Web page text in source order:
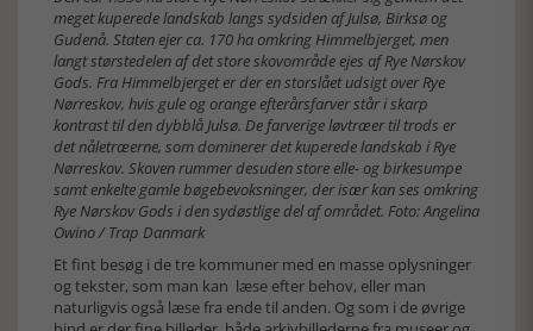
meget kuperede landskab langs sydsiden af Julsø, Birksø og
Gudenå. Staten ejer ca. 170 ha omkring Himmelbjerget, men
langt størstedelen af det store skovområde ejes af Rye Nørskov
Gods. Fra Himmelbjerget er der en storslået udsigt over Rye
Nørreskov, hvis gule og orange efterårsfarver står i skarp
kontrast til den dybblå Julsø. De farverige løvtræer til trods er
det nåletræerne, som dominerer det kuperede landskab i Rye
Nørreskov. Skoven rummer desuden store elle- og birkesumpe
samt enkelte gamle bøgebevoksninger, der især kan ses omkring
Rye Nørskov Gods i den sydøstlige del af området. Foto: Angelina
Owino / Trap Danmark
Et fint besøg i de tre kommuner med en masse oplysninger
og tekster, som man kan læse efter behov, eller man
naturligvis også læse fra ende til anden. Og som i de øvrige